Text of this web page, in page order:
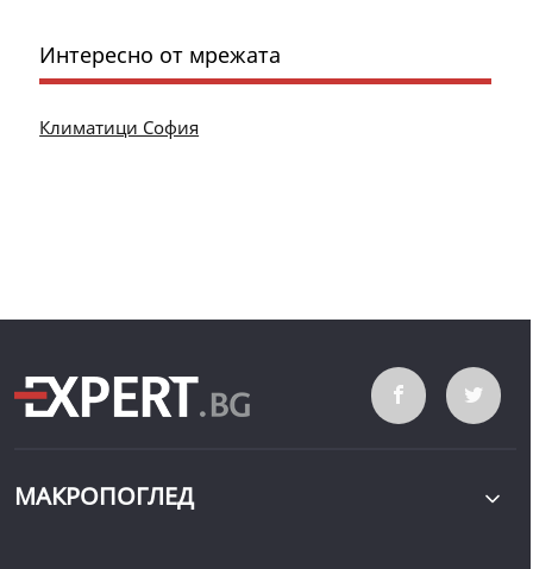
Интересно от мрежата
Климатици София
МАКРОПОГЛЕД